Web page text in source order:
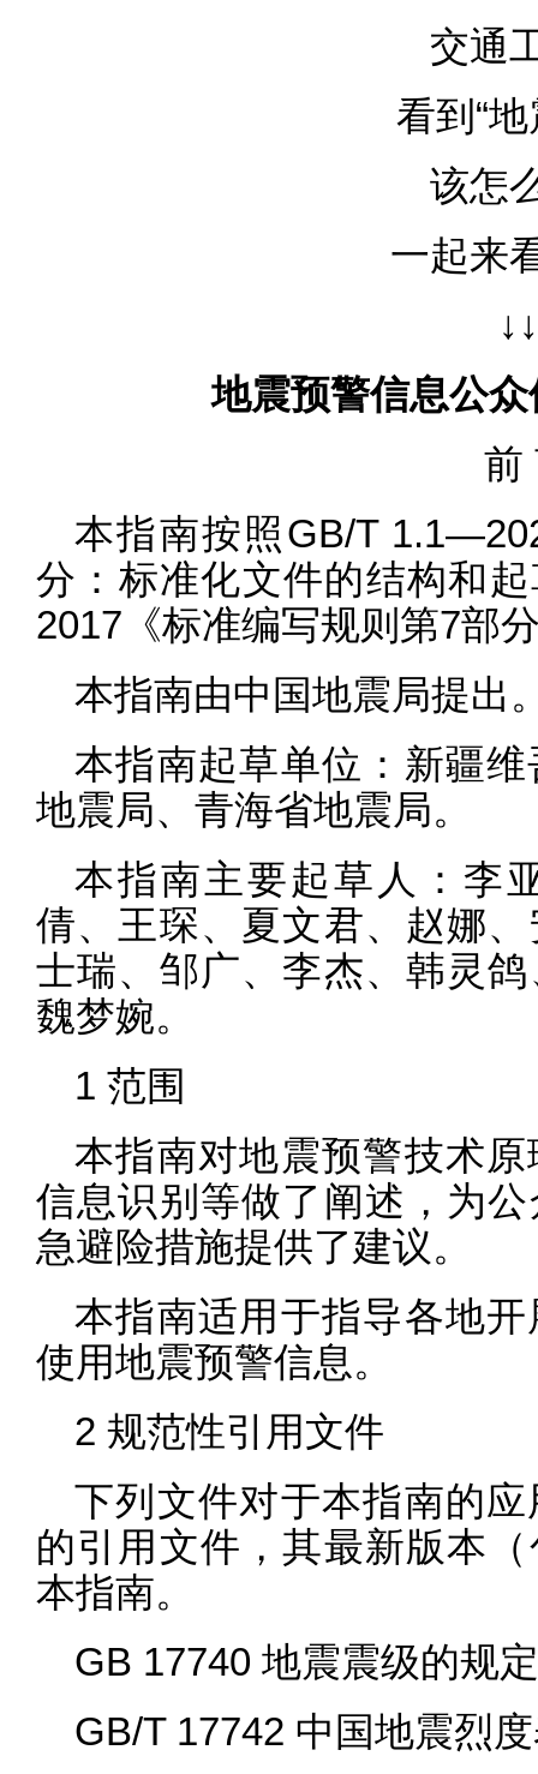
交通
看到“
该怎
一起来
地震预警信息公
前
本指南按照GB/T
分：标准化文件的结构和
2017《标准编写规则第7部
本指南由中国地震局提出
本指南起草单位：新疆
地震局、青海省地震局。
本指南主要起草人：李
倩、王琛、夏文君、赵娜
士瑞、邹广、李杰、韩灵
魏梦婉。
1 范围
本指南对地震预警技术
信息识别等做了阐述，为
急避险措施提供了建议。
本指南适用于指导各地
使用地震预警信息。
2 规范性引用文件
下列文件对于本指南的
的引用文件，其最新版本
本指南。
GB 17740 地震震级的规定
GB/T 17742 中国地震烈